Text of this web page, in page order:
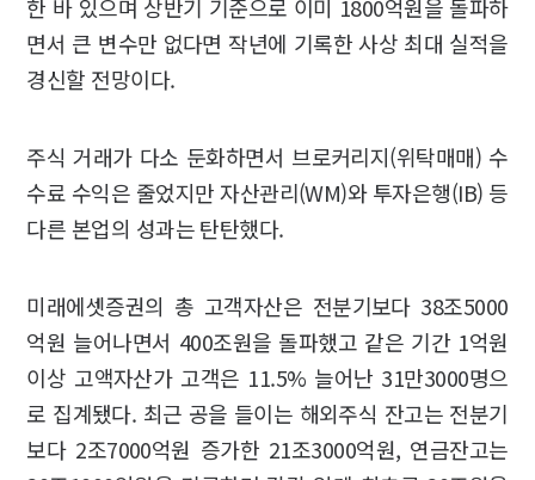
한 바 있으며 상반기 기준으로 이미 1800억원을 돌파하
면서 큰 변수만 없다면 작년에 기록한 사상 최대 실적을
경신할 전망이다.
주식 거래가 다소 둔화하면서 브로커리지(위탁매매) 수
수료 수익은 줄었지만 자산관리(WM)와 투자은행(IB) 등
다른 본업의 성과는 탄탄했다.
미래에셋증권의 총 고객자산은 전분기보다 38조5000
억원 늘어나면서 400조원을 돌파했고 같은 기간 1억원
이상 고액자산가 고객은 11.5% 늘어난 31만3000명으
로 집계됐다. 최근 공을 들이는 해외주식 잔고는 전분기
보다 2조7000억원 증가한 21조3000억원, 연금잔고는